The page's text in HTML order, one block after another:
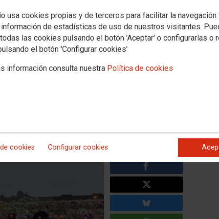
usa cookies propias y de terceros para facilitar la navegación
de estadísticas de uso de nuestros visitantes.
las cookies pulsando el botón 'Aceptar' o configurarlas o
el botón 'Configurar cookies'
información consulta nuestra Política de cookies
cookies Configurar cookies
se moviliza para exigir
incumplimientos
dedicada a la recuperación y reciclaje de residuos
septiembre, una concentración frente a las instalaciones
las 13:00 y las 15:00 horas, para denunciar
sufre la plantilla y exigir soluciones inmediatas a la